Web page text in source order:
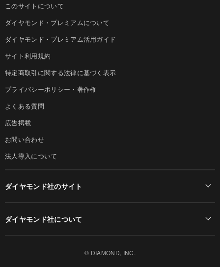
このサイトについて
ダイヤモンド・プレミアムについて
ダイヤモンド・プレミアム活用ガイド
サイト利用規約
特定商取引に関する法律に基づく表示
プライバシーポリシー・著作権
よくある質問
広告掲載
お問い合わせ
法人導入について
ダイヤモンド社のサイト
ダイヤモンド社について
© DIAMOND, INC.